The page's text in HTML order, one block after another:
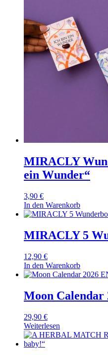
MIRACLY
ein Wunder“
3,90 €
In den Warenkorb
MIRACLY 5
12,90 €
In den Warenkorb
Moon Calendar
29,90 €
Weiterlesen